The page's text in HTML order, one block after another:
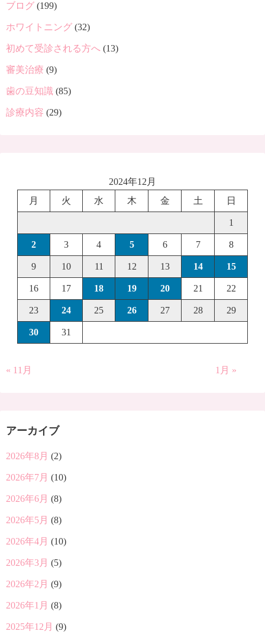
ブログ (199)
ホワイトニング (32)
初めて受診される方へ (13)
審美治療 (9)
歯の豆知識 (85)
診療内容 (29)
2024年12月
月
火 水 木 金 土 日
1
2 3 4 5 6 7 8
9 10 11 12 13 14 15
16 17 18 19 20 21 22
23 24 25 26 27 28 29
30 31
« 11月 1月 »
アーカイブ
2026年8月 (2)
2026年7月 (10)
2026年6月 (8)
2026年5月 (8)
2026年4月 (10)
2026年3月 (5)
2026年2月 (9)
2026年1月 (8)
2025年12月 (9)